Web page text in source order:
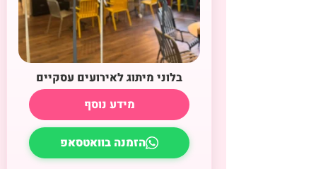
בלוני מיתוג לאירועים עסקיים
מידע נוסף
הזמנה בוואטסאפ